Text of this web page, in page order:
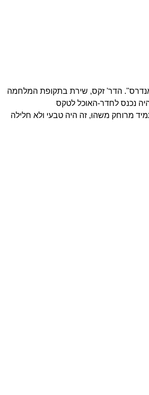
אנדרס". הדר' זקס, שירת בתקופת המלחמה
נכנס לחדר-האוכל לטקס
מרוחק משהוּ, זה היה טבעי ולא חלילה